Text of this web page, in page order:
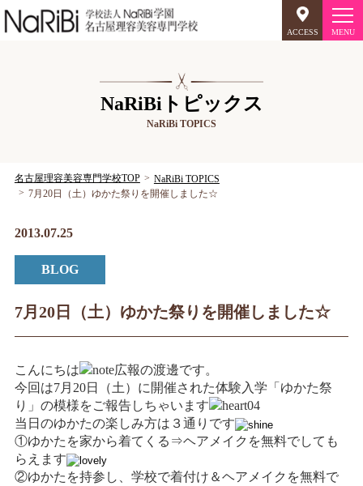
ACCESS
オープンキャンパス
NaRiBiのミリョク
キャンパスライフ
就職について
情報公開
学生・保護者向け
一般サロン向け
後援会向け
学校情報
NaRiBiトピックス
NaRiBi TOPICS
名古屋理容美容専門学校TOP
NaRiBi TOPICS
7月20日（土）ゆかた祭りを開催しました☆
2013.07.25
BLOG
7月20日（土）ゆかた祭りを開催しました☆
こんにちは
広報の渡邊です。
今回は7月20日（土）に開催された体験入学「ゆかた祭
り」の模様をご報告しちゃいます
当日のゆかたの楽しみ方は３通りです
①ゆかたを家から着てくる⇒ヘアメイクを無料でしても
らえます
②ゆかたを持参し、学校で着付け＆ヘアメイクを無料で